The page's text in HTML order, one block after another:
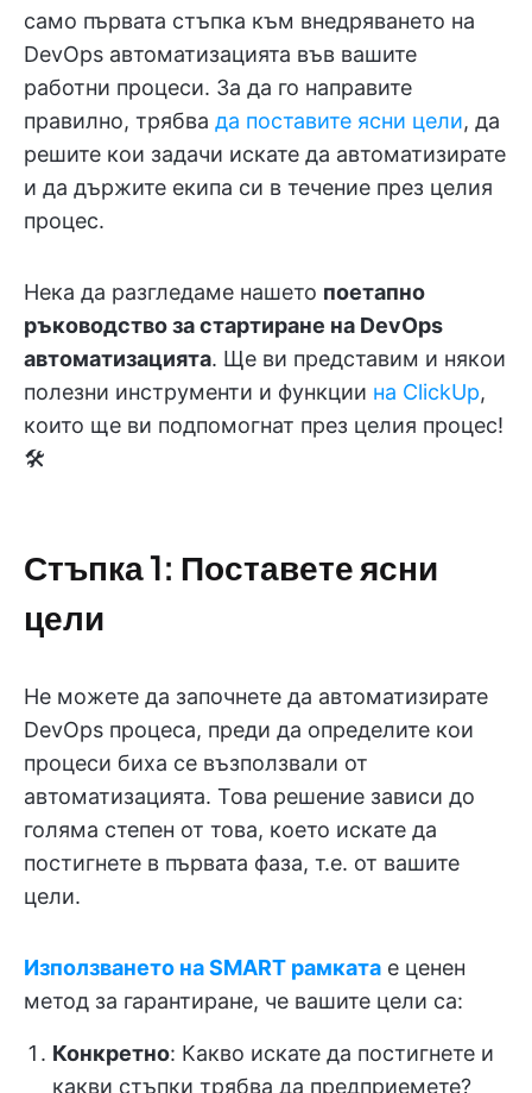
само първата стъпка към внедряването на
DevOps автоматизацията във вашите
работни процеси. За да го направите
правилно, трябва да поставите ясни цели, да
решите кои задачи искате да автоматизирате
и да държите екипа си в течение през целия
процес.
Нека да разгледаме нашето поетапно
ръководство за стартиране на DevOps
автоматизацията. Ще ви представим и някои
полезни инструменти и функции на ClickUp,
които ще ви подпомогнат през целия процес!
🛠️
Стъпка 1: Поставете ясни
цели
Не можете да започнете да автоматизирате
DevOps процеса, преди да определите кои
процеси биха се възползвали от
автоматизацията. Това решение зависи до
голяма степен от това, което искате да
постигнете в първата фаза, т.е. от вашите
цели.
Използването на SMART рамката е ценен
метод за гарантиране, че вашите цели са:
Конкретно: Какво искате да постигнете и
какви стъпки трябва да предприемете?